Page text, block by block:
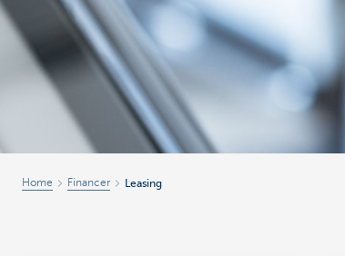
Home Financer Leasing